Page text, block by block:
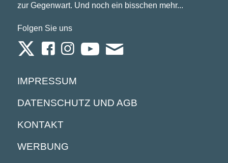
zur Gegenwart. Und noch ein bisschen mehr...
Folgen Sie uns
IMPRESSUM
DATENSCHUTZ UND AGB
KONTAKT
WERBUNG